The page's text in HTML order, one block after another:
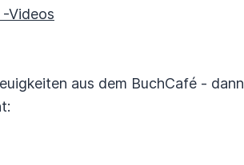
Videos
aus dem BuchCafé - dann